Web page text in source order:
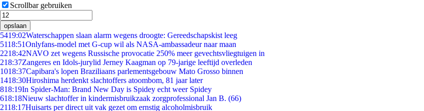
Scrollbar gebruiken
opslaan
5419:02Waterschappen slaan alarm wegens droogte: Gereedschapskist leeg
5118:51Onlyfans-model met G-cup wil als NASA-ambassadeur naar maan
2218:42NAVO zet wegens Russische provocatie 250% meer gevechtsvliegtuigen in
218:37Zangeres en Idols-jurylid Jerney Kaagman op 79-jarige leeftijd overleden
1018:37Capibara's lopen Braziliaans parlementsgebouw Mato Grosso binnen
1418:30Hiroshima herdenkt slachtoffers atoombom, 81 jaar later
818:19In Spider-Man: Brand New Day is Spidey echt weer Spidey
618:18Nieuw slachtoffer in kindermisbruikzaak zorgprofessional Jan B. (66)
2118:17Huisarts per direct uit vak gezet om ernstig alcoholmisbruik